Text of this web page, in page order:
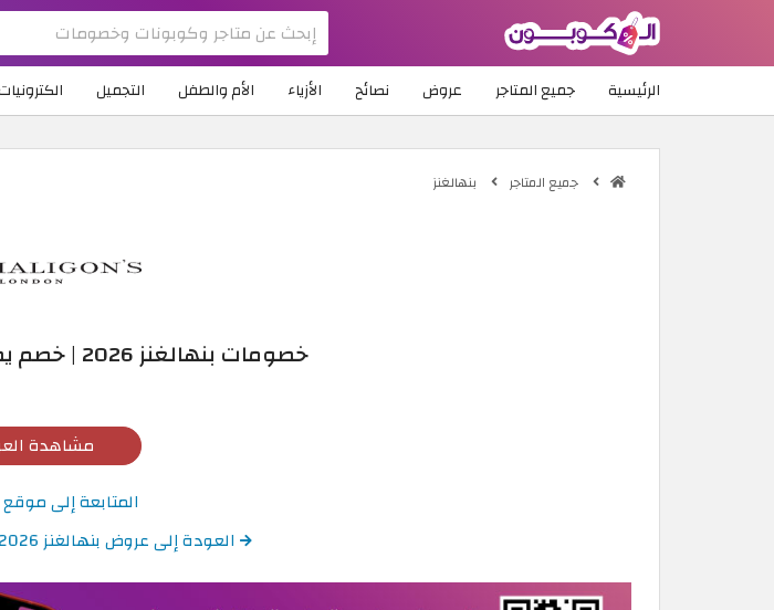
الرئيسية جميع المتاجر عروض نصائح الأزياء الأم والطفل التجميل
جميع المتاجر بنهالغنز
خصومات بنهالغنز 2026 | خصم يصل إلى 50% على العطور
مشاهدة
المتابعة إلى
العودة إلى عروض بنهالغنز 2026 | تخفيضات موقع بنهالغنز